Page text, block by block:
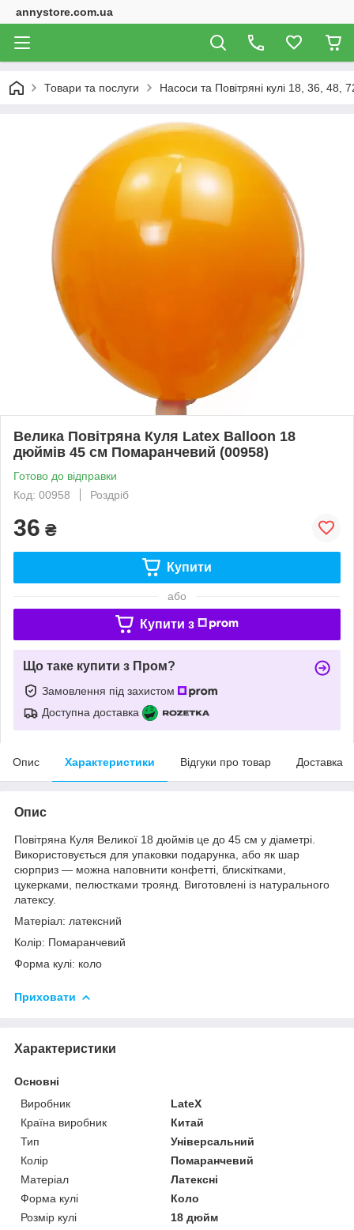
annystore.com.ua
Товари та послуги Насоси та Повітряні кулі 18, 36, 48,
Велика Повітряна Куля Latex Balloon 18
дюймів 45 см Помаранчевий (00958)
Готово до відправки
Код: 00958
Роздріб
36 ₴
Купити
або
Купити з
Що таке купити з Пром?
Замовлення під захистом
Доступна доставка
Опис Характеристики Відгуки про товар Доставка
Опис
Повітряна Куля Великої 18 дюймів це до 45 см у діаметрі.
Використовується для упаковки подарунка, або як шар
сюрприз ― можна наповнити конфетті, блискітками,
цукерками, пелюстками троянд. Виготовлені із натурального
латексу.
Матеріал: латексний
Колір: Помаранчевий
Форма кулі: коло
Приховати
Характеристики
Основні
Виробник
LateX
Країна виробник
Китай
Тип
Універсальний
Колір
Помаранчевий
Матеріал
Латексні
Форма кулі
Коло
Розмір кулі
18 дюйм